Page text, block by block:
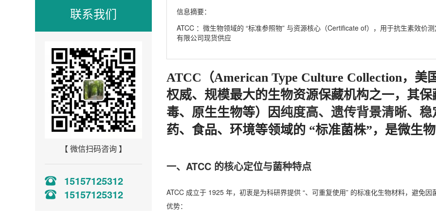
联系我们
【 微信扫码咨询 】
15157125312
15157125312
信息摘要：
ATCC ：微生物领域的 “标准参照物” 与资源核心（Certificate of），用于抗生素效价
有限公司现货供应
ATCC（American Type Culture Collection，美
权威、规模最大的生物资源保藏机构之一，其
毒、原生生物等）因纯度高、遗传背景清晰、稳
药、食品、环境等领域的 “标准菌株”，是微生
一、ATCC 的核心定位与菌种特点
ATCC 成立于 1925 年，初衷是为科研界提供 “、可重复使用” 的标准化生物材料，避免
优势：